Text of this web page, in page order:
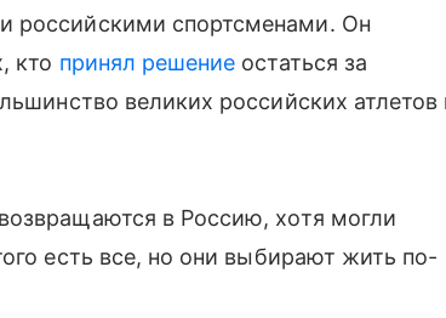
российскими спортсменами. Он
кто принял решение остаться за
великих российских атлетов
в Россию, хотя могли
есть все, но они выбирают жить по-